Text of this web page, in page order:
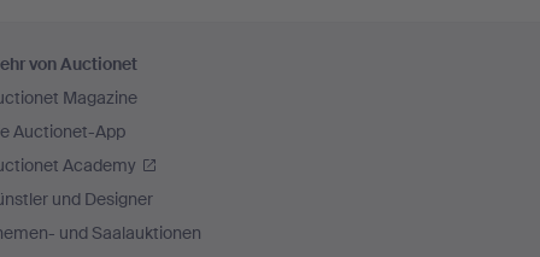
von Auctionet
Magazine
Auctionet-App
Academy
und Designer
und Saalauktionen